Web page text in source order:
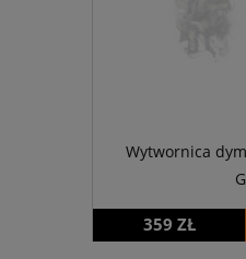
Wytwornica
359 ZŁ